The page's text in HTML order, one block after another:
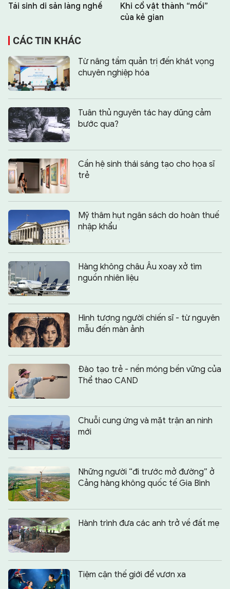
Tái sinh di sản làng nghề
Khi cổ vật thành “mồi”
của kẻ gian
CÁC TIN KHÁC
Từ nâng tầm quản trị đến khát vọng
chuyên nghiệp hóa
Tuân thủ nguyên tác hay dũng cảm
bước qua?
Cần hệ sinh thái sáng tạo cho họa sĩ
trẻ
Mỹ thâm hụt ngân sách do hoàn thuế
nhập khẩu
Hàng không châu Âu xoay xở tìm
nguồn nhiên liệu
Hình tượng người chiến sĩ - từ nguyên
mẫu đến màn ảnh
Đào tạo trẻ - nền móng bền vững của
Thể thao CAND
Chuỗi cung ứng và mặt trận an ninh
mới
Những người “đi trước mở đường” ở
Cảng hàng không quốc tế Gia Bình
Hành trình đưa các anh trở về đất mẹ
Tiệm cận thế giới để vươn xa